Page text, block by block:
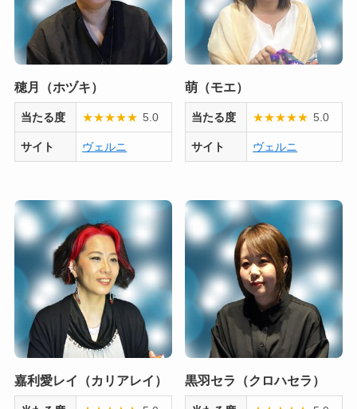
穂月（ホヅキ）
当たる度 ★★★★★ 5.0
サイト ヴェルニ
萌（モエ）
当たる度 ★★★★★ 5.0
サイト ヴェルニ
嘉利愛レイ（カリアレイ） 黒羽セラ（クロハセラ）